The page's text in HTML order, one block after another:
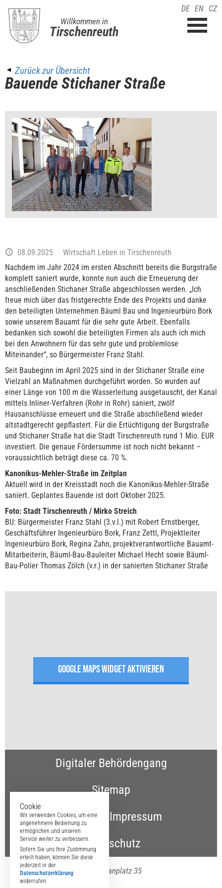
Willkommen in
Tirschenreuth
DE EN CZ
Zurück zur Übersicht
Bauende Stichaner Straße
08.09.2025
Wirtschaft Leben in Tirschenreuth
Nachdem im Jahr 2024 im ersten Abschnitt bereits die Burgstraße
komplett saniert wurde, konnte nun auch die Erneuerung der
anschließenden Stichaner Straße abgeschlossen werden. „Ich
freue mich über das fristgerechte Ende des Projekts und danke
den beteiligten Unternehmen Bäuml Bau und Ingenieurbüro Bork
sowie unserem Bauamt für die sehr gute Arbeit. Ebenfalls
bedanken sich sowohl die beteiligten Firmen als auch ich mich
bei den Anwohnern für das sehr gute und problemlose
Miteinander“, so Bürgermeister Franz Stahl.
Seit Baubeginn im April 2025 sind in der Stichaner Straße eine
Vielzahl an Maßnahmen durchgeführt worden. So wurden auf
einer Länge von 100 m die Wasserleitung ausgetauscht, der Kanal
mittels Inliner-Verfahren (Rohr in Rohr) saniert, zwölf
Hausanschlüsse erneuert und die Straße abschließend wieder
altstadtgerecht gepflastert. Für die Ertüchtigung der Burgstraße
und Stichaner Straße hat die Stadt Tirschenreuth rund 1 Mio. EUR
investiert. Die genaue Fördersumme ist noch nicht bekannt –
voraussichtlich beträgt diese ca. 70 %.
Kanonikus-Mehler-Straße im Zeitplan
Aktuell wird in der Kreisstadt noch die Kanonikus-Mehler-Straße
saniert. Geplantes Bauende ist dort Oktober 2025.
Foto: Stadt Tirschenreuth / Mirko Streich
BU: Bürgermeister Franz Stahl (3.v.l.) mit Robert Ernstberger,
Geschäftsführer Ingenieurbüro Bork, Franz Zettl, Projektleiter
Ingenieurbüro Bork, Regina Zahn, projektverantwortliche Bauamt-
Mitarbeiterin, Bäuml-Bau-Bauleiter Michael Hecht sowie Bäuml-
Bau-Polier Thomas Zölch (v.r.) in der sanierten Stichaner Straße
GOOGLE MAPS WIDGET AKTIVIEREN
Digitaler Behördengang
Sitemap
Kontakt & Impressum
Datenschutz
Maximilianplatz 35
Cookie
Wir verwenden Cookies, um eine
angenehmere Bedienung zu
ermöglichen und unseren
Service weiter zu verbessern.
Sofern Sie uns Ihre Zustimmung
erteilt haben, können Sie diese
jederzeit in der
Datenschutzerklärung
widerrufen.